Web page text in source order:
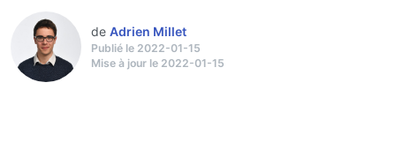
de Adrien Millet
Publié le 2022-01-15
Mise à jour le 2022-01-15